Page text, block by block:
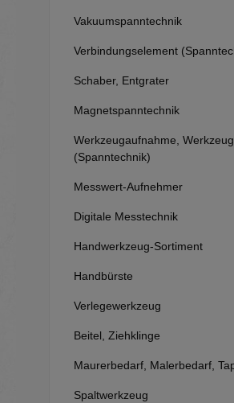
Vakuumspanntechnik
Verbindungselement
Schaber, Entgrater
Magnetspanntechnik
Werkzeugaufnahme,
(Spanntechnik)
Messwert-Aufnehmer
Digitale Messtechnik
Handwerkzeug-Sortiment
Handbürste
Verlegewerkzeug
Beitel, Ziehklinge
Maurerbedarf, Malerbedarf,
Spaltwerkzeug